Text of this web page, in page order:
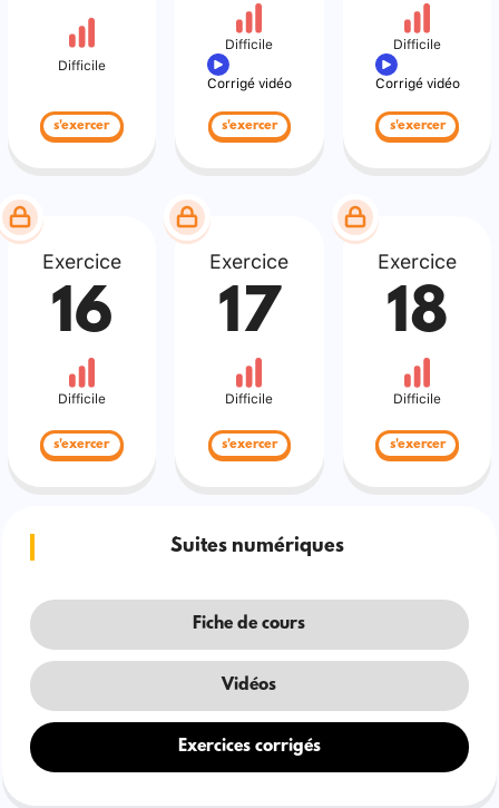
Difficile
s'exercer
Difficile
Corrigé vidéo
s'exercer
Difficile
Corrigé vidéo
s'exercer
Exercice
16
Difficile
s'exercer
Exercice
17
Difficile
s'exercer
Exercice
18
Difficile
s'exercer
Suites numériques
Fiche de cours
Vidéos
Exercices corrigés